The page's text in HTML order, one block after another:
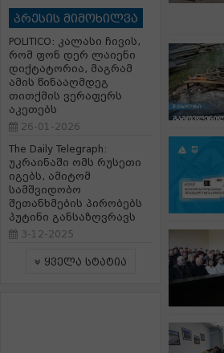
პრესის მიმოხილვა
POLITICO: კალასი ჩივის,
რომ ფონ დერ ლაიენი
დიქტატორია, მაგრამ
ამის წინააღმდეგ
თითქმის ვერაფერს
აკეთებს
26-01-2026
The Daily Telegraph:
უკრაინაში ომს რუსეთი
იგებს, ამიტომ
სამშვიდობო
შეთანხმების პირობებს
პუტინი განსაზღვრავს
3-12-2025
ყველა სტატია